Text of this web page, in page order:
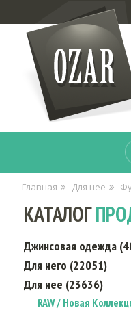
Главная Для нее
КАТАЛОГ
Джинсовая одежда
Для него (22051)
Для нее (23636)
RAW / Новая